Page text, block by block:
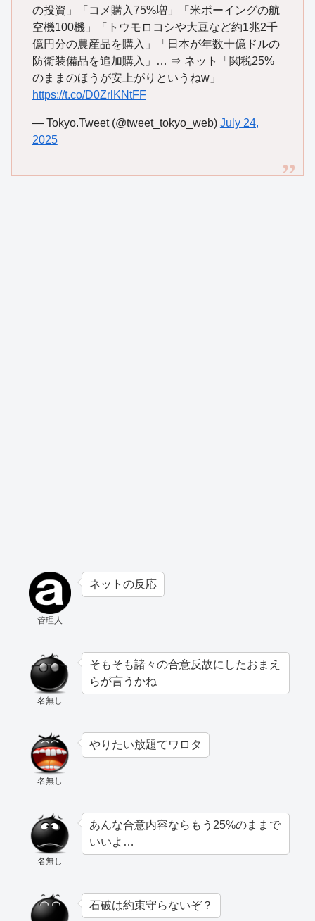
の投資」「コメ購入75%増」「米ボーイングの航
空機100機」「トウモロコシや大豆など約1兆2千
億円分の農産品を購入」「日本が年数十億ドルの
防衛装備品を追加購入」… ⇒ ネット「関税25%
のままのほうが安上がりというねw」
https://t.co/D0ZrlKNtFF
— Tokyo.Tweet (@tweet_tokyo_web) July 24,
2025
管理人
ネットの反応
名無し
そもそも諸々の合意反故にしたおまえ
らが言うかね
名無し
やりたい放題てワロタ
名無し
あんな合意内容ならもう25%のままで
いいよ…
石破は約束守らないぞ？